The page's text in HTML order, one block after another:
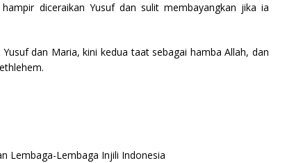
diceraikan Yusuf dan sulit membayangkan jika ia
dan Maria, kini kedua taat sebagai hamba Allah, dan
Lembaga-Lembaga Injili Indonesia